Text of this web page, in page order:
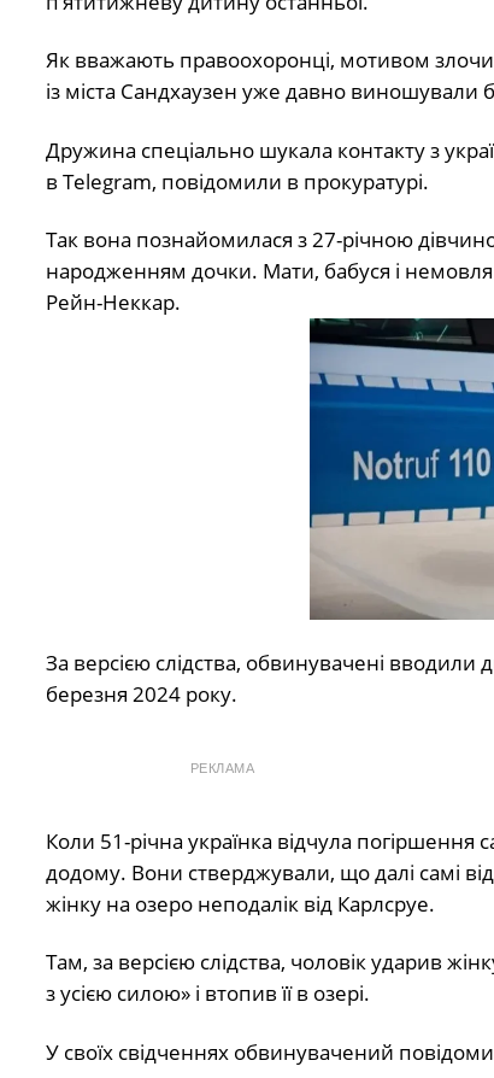
Як вважають правоохоронці, мотивом
із міста Сандхаузен уже давно виношували
Дружина спеціально шукала контакту з
в Telegram, повідомили в прокуратурі.
Так вона познайомилася з 27-річною
народженням дочки. Мати, бабуся і
Рейн-Неккар.
За версією слідства, обвинувачені вводили
березня 2024 року.
РЕКЛАМА
Коли 51-річна українка відчула погіршення
додому. Вони стверджували, що далі самі
жінку на озеро неподалік від Карлсруе.
Там, за версією слідства, чоловік ударив
з усією силою» і втопив її в озері.
У своїх свідченнях обвинувачений